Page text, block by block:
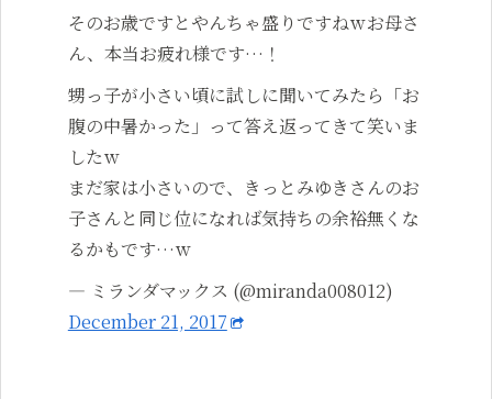
そのお歳ですとやんちゃ盛りですねｗお母さ
ん、本当お疲れ様です…！
甥っ子が小さい頃に試しに聞いてみたら「お
腹の中暑かった」って答え返ってきて笑いま
したｗ
まだ家は小さいので、きっとみゆきさんのお
子さんと同じ位になれば気持ちの余裕無くな
るかもです…ｗ
— ミランダマックス (@miranda008012)
December 21, 2017